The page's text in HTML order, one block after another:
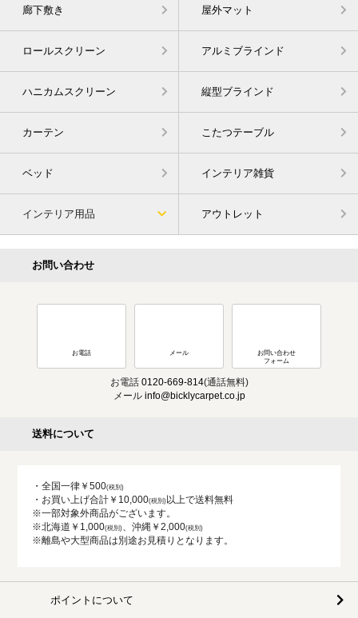
廊下敷き 屋外マット
ロールスクリーン アルミブラインド
ハニカムスクリーン 縦型ブラインド
カーテン こたつテーブル
ベッド インテリア雑貨
インテリア用品 アウトレット
お問い合わせ
お電話 メール
お問い合わせ
フォーム
お電話 0120-669-814(通話無料)
メール info@bicklycarpet.co.jp
送料について
・全国一律￥500
・お買い上げ合計￥10,000
以上で送料無料
※一部対象外商品がございます。
※北海道￥1,000
、沖縄￥2,000
※離島や大型商品は別途お見積りとなります。
ポイントについて